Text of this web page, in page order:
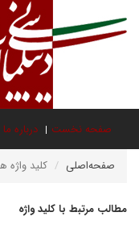
صفحه نخست درباره ما
صفحه‌اصلی کلید واژه
مطالب مرتبط با کلید واژه